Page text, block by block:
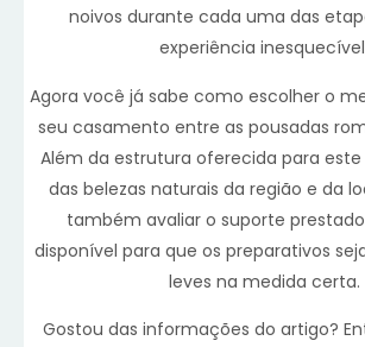
noivos durante cada uma das
experiência
Agora você já sabe como escolher o
seu casamento entre as pousadas
Além da estrutura oferecida para
das belezas naturais da região e da
também avaliar o suporte
disponível para que os preparativos
leves na medida certa.
Gostou das informações do artigo?